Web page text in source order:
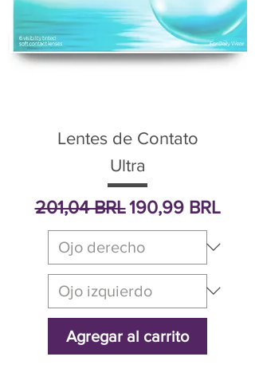
Lentes de Contato
Ultra
Precio
201,04 BRLPrecio de oferta
190,99 BRL
Agregar al carrito